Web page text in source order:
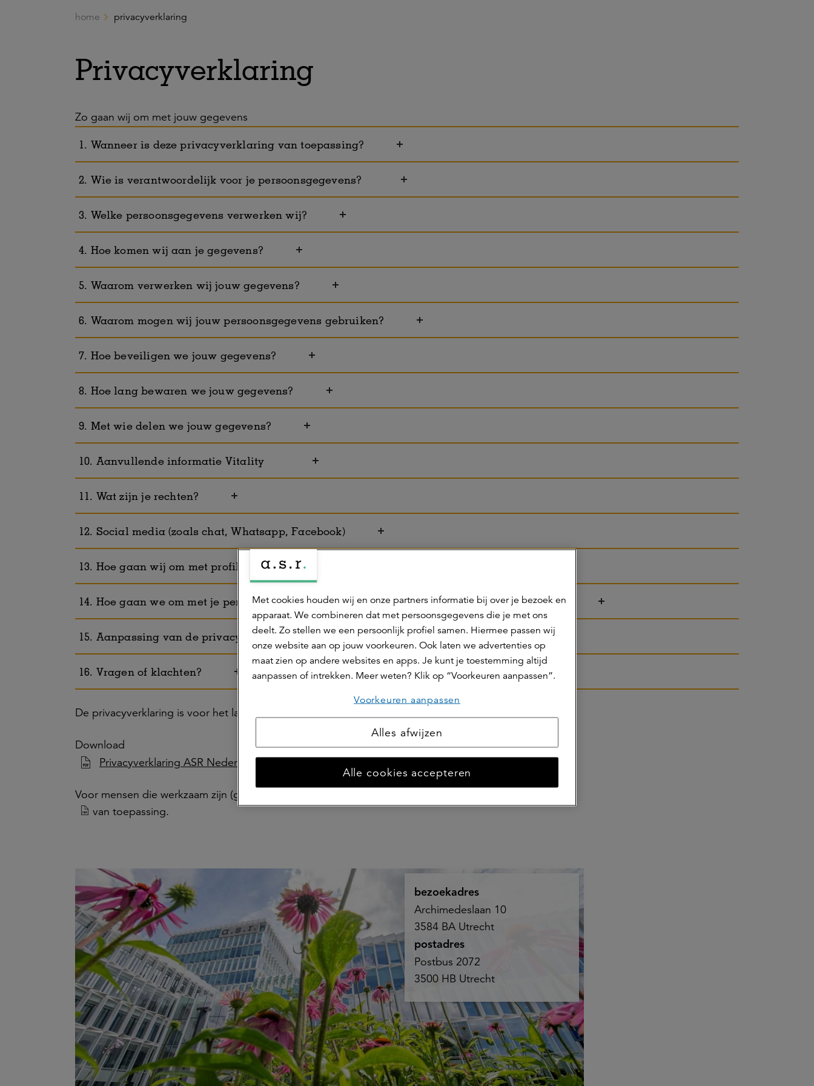
Ga naar de hoofdinhoud
home privacyverklaring
Privacyverklaring
Zo gaan wij om met jouw gegevens
1. Wanneer is deze privacyverklaring van toepassing?
2. Wie is verantwoordelijk voor je persoonsgegevens?
3. Welke persoonsgegevens verwerken wij?
4. Hoe komen wij aan je gegevens?
5. Waarom verwerken wij jouw gegevens?
6. Waarom mogen wij jouw persoonsgegevens gebruiken?
7. Hoe beveiligen we jouw gegevens?
8. Hoe lang bewaren we jouw gegevens?
9. Met wie delen we jouw gegevens?
10. Aanvullende informatie Vitality
11. Wat zijn je rechten?
12. Social media (zoals chat, Whatsapp, Facebook)
13. Hoe gaan wij om met profilering en geautomatiseerde besluitvorming
14. Hoe gaan we om met je persoonsgegevens als we Artificiële Intelligentie (AI) gebruiken?
15. Aanpassing van de privacyverklaring
16. Vragen of klachten?
De privacyverklaring is voor het laatst aangepast op 1 juli 2026.
Download
Privacyverklaring ASR Nederland N.V.
Voor mensen die werkzaam zijn (geweest) bij ASR Nederland N.V. is de
van toepassing.
bezoekadres
Archimedeslaan 10
3584 BA Utrecht
postadres
Postbus 2072
3500 HB Utrecht
Met cookies houden wij en onze partners informatie bij over je bezoek en
apparaat. We combineren dat met persoonsgegevens die je met ons
deelt. Zo stellen we een persoonlijk profiel samen. Hiermee passen wij
onze website aan op jouw voorkeuren. Ook laten we advertenties op
maat zien op andere websites en apps. Je kunt je toestemming altijd
aanpassen of intrekken. Meer weten? Klik op “Voorkeuren aanpassen”.
Voorkeuren aanpassen
Alles afwijzen
Alle cookies accepteren